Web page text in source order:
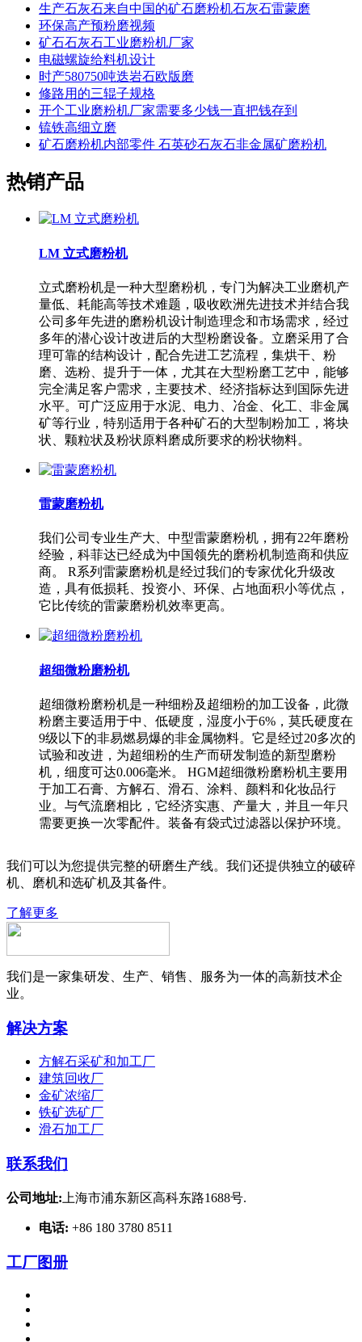
生产石灰石来自中国的矿石磨粉机石灰石雷蒙磨
环保高产预粉磨视频
矿石石灰石工业磨粉机厂家
电磁螺旋给料机设计
时产580750吨迭岩石欧版磨
修路用的三辊子规格
开个工业磨粉机厂家需要多少钱一直把钱存到
锍铁高细立磨
矿石磨粉机内部零件 石英砂石灰石非金属矿磨粉机
热销产品
LM 立式磨粉机
立式磨粉机是一种大型磨粉机，专门为解决工业磨机产
量低、耗能高等技术难题，吸收欧洲先进技术并结合我
公司多年先进的磨粉机设计制造理念和市场需求，经过
多年的潜心设计改进后的大型粉磨设备。立磨采用了合
理可靠的结构设计，配合先进工艺流程，集烘干、粉
磨、选粉、提升于一体，尤其在大型粉磨工艺中，能够
完全满足客户需求，主要技术、经济指标达到国际先进
水平。可广泛应用于水泥、电力、冶金、化工、非金属
矿等行业，特别适用于各种矿石的大型制粉加工，将块
状、颗粒状及粉状原料磨成所要求的粉状物料。
雷蒙磨粉机
我们公司专业生产大、中型雷蒙磨粉机，拥有22年磨粉
经验，科菲达已经成为中国领先的磨粉机制造商和供应
商。 R系列雷蒙磨粉机是经过我们的专家优化升级改
造，具有低损耗、投资小、环保、占地面积小等优点，
它比传统的雷蒙磨粉机效率更高。
超细微粉磨粉机
超细微粉磨粉机是一种细粉及超细粉的加工设备，此微
粉磨主要适用于中、低硬度，湿度小于6%，莫氏硬度在
9级以下的非易燃易爆的非金属物料。它是经过20多次的
试验和改进，为超细粉的生产而研发制造的新型磨粉
机，细度可达0.006毫米。 HGM超细微粉磨粉机主要用
于加工石膏、方解石、滑石、涂料、颜料和化妆品行
业。与气流磨相比，它经济实惠、产量大，并且一年只
需要更换一次零配件。装备有袋式过滤器以保护环境。
我们可以为您提供完整的研磨生产线。我们还提供独立的破碎
机、磨机和选矿机及其备件。
了解更多
我们是一家集研发、生产、销售、服务为一体的高新技术企
业。
解决方案
方解石采矿和加工厂
建筑回收厂
金矿浓缩厂
铁矿选矿厂
滑石加工厂
联系我们
公司地址: 上海市浦东新区高科东路1688号.
电话: +86 180 3780 8511
工厂图册